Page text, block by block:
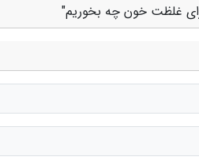
غلظت خون چه بخوریم"